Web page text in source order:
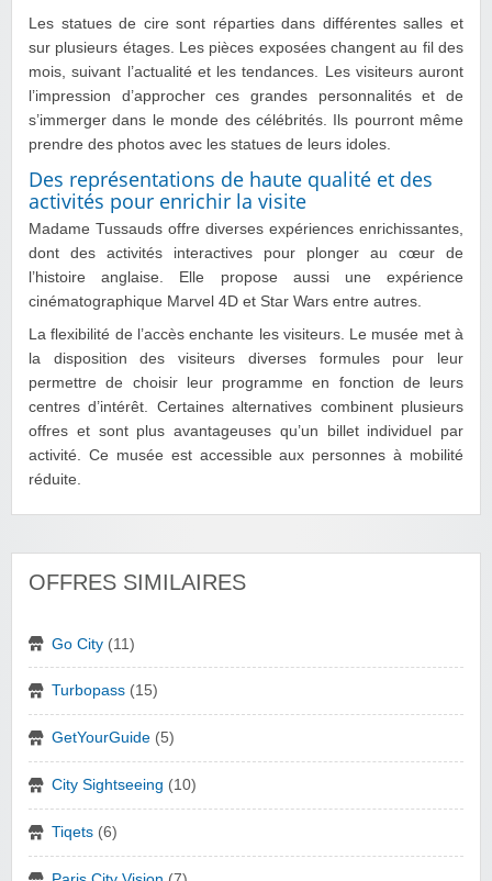
Les statues de cire sont réparties dans différentes salles et
sur plusieurs étages. Les pièces exposées changent au fil des
mois, suivant l’actualité et les tendances. Les visiteurs auront
l’impression d’approcher ces grandes personnalités et de
s’immerger dans le monde des célébrités. Ils pourront même
prendre des photos avec les statues de leurs idoles.
Des représentations de haute qualité et des
activités pour enrichir la visite
Madame Tussauds offre diverses expériences enrichissantes,
dont des activités interactives pour plonger au cœur de
l’histoire anglaise. Elle propose aussi une expérience
cinématographique Marvel 4D et Star Wars entre autres.
La flexibilité de l’accès enchante les visiteurs. Le musée met à
la disposition des visiteurs diverses formules pour leur
permettre de choisir leur programme en fonction de leurs
centres d’intérêt. Certaines alternatives combinent plusieurs
offres et sont plus avantageuses qu’un billet individuel par
activité. Ce musée est accessible aux personnes à mobilité
réduite.
OFFRES SIMILAIRES
Go City (11)
Turbopass (15)
GetYourGuide (5)
City Sightseeing (10)
Tiqets (6)